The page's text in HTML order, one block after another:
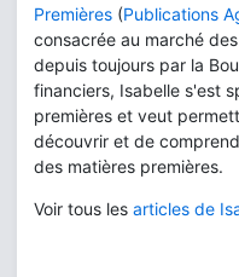
Premières (Publications
consacrée au marché
depuis toujours par la
financiers, Isabelle s'est
premières et veut
découvrir et de
des matières premières.
Voir tous les articles de